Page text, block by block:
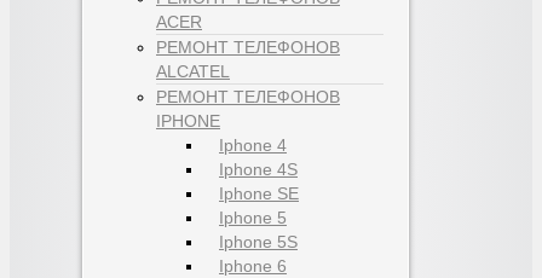
ACER
РЕМОНТ ТЕЛЕФОНОВ
ALCATEL
РЕМОНТ ТЕЛЕФОНОВ
IPHONE
Iphone 4
Iphone 4S
Iphone SE
Iphone 5
Iphone 5S
Iphone 6